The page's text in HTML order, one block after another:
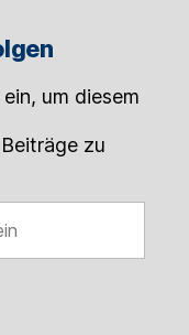
um diesem
zu